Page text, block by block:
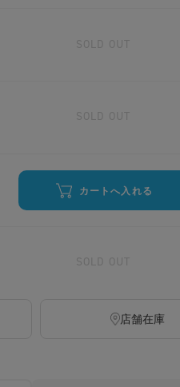
カートへ入れる
店舗在庫